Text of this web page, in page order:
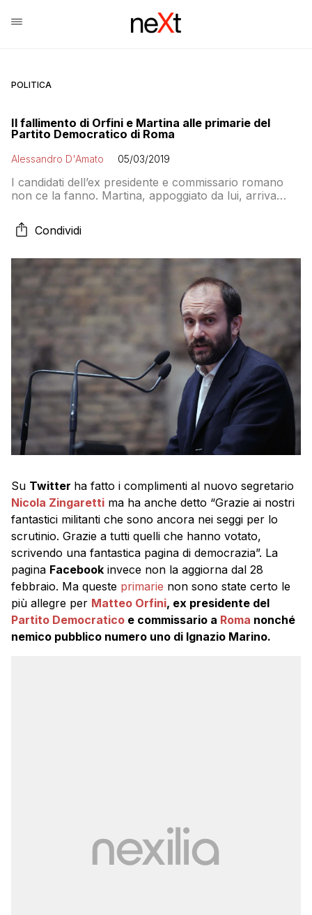
POLITICA
Il fallimento di Orfini e Martina alle primarie del
Partito Democratico di Roma
Alessandro D'Amato 05/03/2019
I candidati dell’ex presidente e commissario romano
non ce la fanno. Martina, appoggiato da lui, arriva
andavano cacciati?
Condividi
Su Twitter ha fatto i complimenti al nuovo segretario
Nicola Zingaretti ma ha anche detto “Grazie ai nostri
fantastici militanti che sono ancora nei seggi per lo
scrutinio. Grazie a tutti quelli che hanno votato,
scrivendo una fantastica pagina di democrazia”. La
pagina Facebook invece non la aggiorna dal 28
febbraio. Ma queste primarie non sono state certo le
più allegre per Matteo Orfini, ex presidente del
Partito Democratico e commissario a Roma nonché
nemico pubblico numero uno di Ignazio Marino.